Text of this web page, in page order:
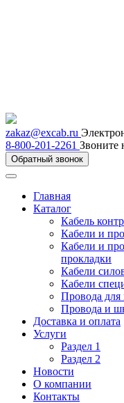
zakaz@excab.ru
8-800-201-2261 Звоните
Обратный звонок
Главная
Каталог
Кабель
Кабели и
Кабели и
прокладки
Кабели
Кабели
Провода для
Провода и
Доставка и оплата
Услуги
Раздел 1
Раздел 2
Новости
О компании
Контакты